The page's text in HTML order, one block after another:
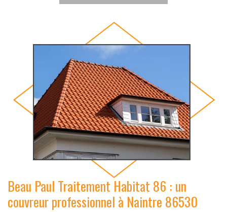
Beau Paul Traitement Habitat 86 : un
couvreur professionnel à Naintre 86530